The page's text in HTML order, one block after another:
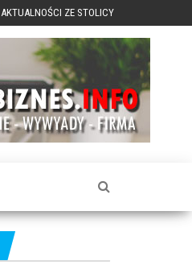
AKTUALNOŚCI ZE STOLICY